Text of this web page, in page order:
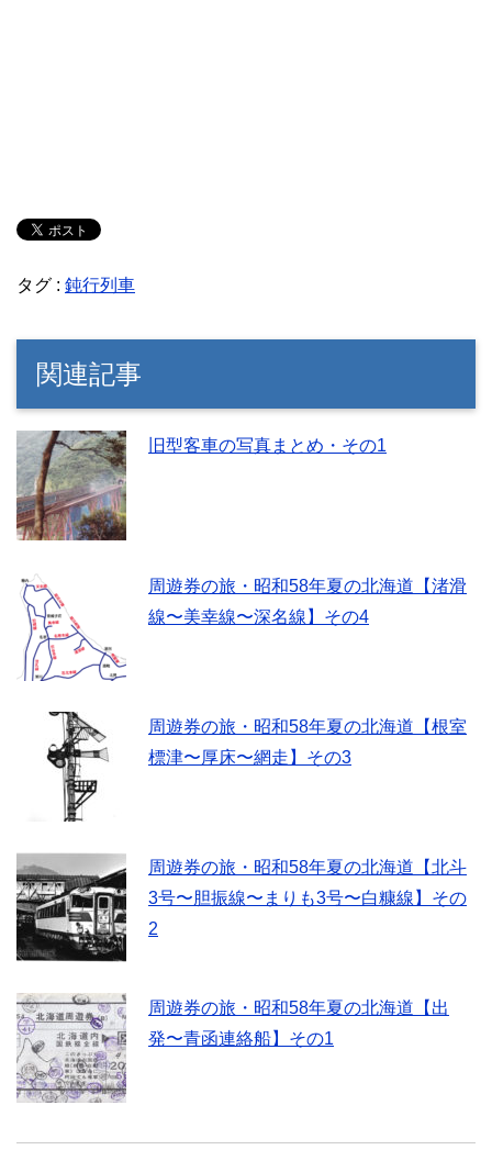
タグ : 鈍行列車
関連記事
旧型客車の写真まとめ・その1
周遊券の旅・昭和58年夏の北海道【渚滑
線〜美幸線〜深名線】その4
周遊券の旅・昭和58年夏の北海道【根室
標津〜厚床〜網走】その3
周遊券の旅・昭和58年夏の北海道【北斗
3号〜胆振線〜まりも3号〜白糠線】その
2
周遊券の旅・昭和58年夏の北海道【出
発〜青函連絡船】その1